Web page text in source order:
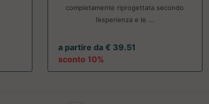
completamente riprogettata secondo
l’esperienza e le ...
a partire da € 39.51
sconto 10%